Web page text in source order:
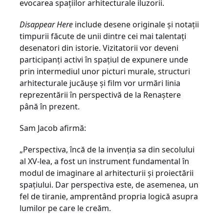
evocarea spațiilor arhitecturale iluzorii.
Disappear Here include desene originale și notații
timpurii făcute de unii dintre cei mai talentați
desenatori din istorie. Vizitatorii vor deveni
participanți activi în spațiul de expunere unde
prin intermediul unor picturi murale, structuri
arhitecturale jucăușe și film vor urmări linia
reprezentării în perspectivă de la Renaștere
până în prezent.
Sam Jacob afirmă:
„Perspectiva, încă de la invenția sa din secolului
al XV-lea, a fost un instrument fundamental în
modul de imaginare al arhitecturii și proiectării
spațiului. Dar perspectiva este, de asemenea, un
fel de tiranie, amprentând propria logică asupra
lumilor pe care le creăm.